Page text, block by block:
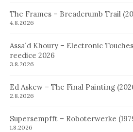
The Frames – Breadcrumb Trail
4.8.2026
Assa´d Khoury – Electronic
reedice 2026
3.8.2026
Ed Askew – The Final Painting
2.8.2026
Supersempfft – Roboterwerke
1.8.2026